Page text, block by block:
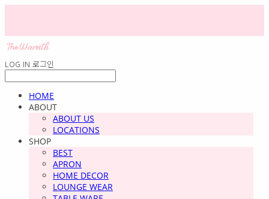
LOG IN 로그인
HOME
ABOUT
ABOUT US
LOCATIONS
SHOP
BEST
APRON
HOME DECOR
LOUNGE WEAR